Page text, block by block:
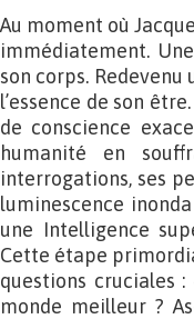
Au moment où
immédiatement.
son corps. Redevenu
l’essence de son
de conscience
humanité en
interrogations, ses
luminescence
une Intelligence
Cette étape
questions cruciales
monde meilleur ?